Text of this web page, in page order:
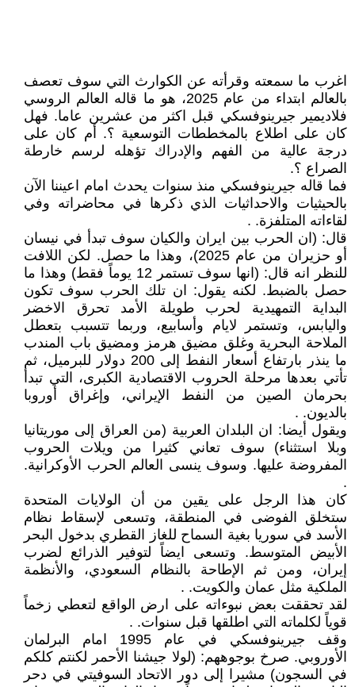
اغرب ما سمعته وقرأته عن الكوارث التي سوف تعصف
بالعالم ابتداء من عام 2025، هو ما قاله العالم الروسي
فلاديمير جيرينوفسكي قبل اكثر من عشرين عاما. فهل
كان على اطلاع بالمخططات التوسعية ؟. أم كان على
درجة عالية من الفهم والإدراك تؤهله لرسم خارطة
الصراع ؟.
فما قاله جيرينوفسكي منذ سنوات يحدث امام اعيننا الآن
بالحيثيات والاحداثيات الذي ذكرها في محاضراته وفي
لقاءاته المتلفزة. .
قال: (ان الحرب بين ايران والكيان سوف تبدأ في نيسان
أو حزيران من عام 2025)، وهذا ما حصل. لكن اللافت
للنظر انه قال: (انها سوف تستمر 12 يوماً فقط) وهذا ما
حصل بالضبط. لكنه يقول: ان تلك الحرب سوف تكون
البداية التمهيدية لحرب طويلة الأمد تحرق الاخضر
واليابس، وتستمر لايام وأسابيع، وربما تتسبب بتعطل
الملاحة البحرية وغلق مضيق هرمز ومضيق باب المندب
ما ينذر بارتفاع أسعار النفط إلى 200 دولار للبرميل، ثم
تأتي بعدها مرحلة الحروب الاقتصادية الكبرى، التي تبدأ
بحرمان الصين من النفط الإيراني، وإغراق أوروبا
بالديون. .
ويقول أيضا: ان البلدان العربية (من العراق إلى موريتانيا
وبلا استثناء) سوف تعاني كثيرا من ويلات الحروب
المفروضة عليها. وسوف ينسى العالم الحرب الأوكرانية.
.
كان هذا الرجل على يقين من أن الولايات المتحدة
ستخلق الفوضى في المنطقة، وتسعى لإسقاط نظام
الأسد في سوريا بغية السماح للغاز القطري بدخول البحر
الأبيض المتوسط. وتسعى ايضاً لتوفير الذرائع لضرب
إيران، ومن ثم الإطاحة بالنظام السعودي، والأنظمة
الملكية مثل عمان والكويت. .
لقد تحققت بعض نبوءاته على ارض الواقع لتعطي زخماً
قوياً لكلماته التي اطلقها قبل سنوات. .
وقف جيرينوفسكي في عام 1995 امام البرلمان
الأوروبي. صرخ بوجوههم: (لولا جيشنا الأحمر لكنتم كلكم
في السجون) مشيرا إلى دور الاتحاد السوفيتي في دحر